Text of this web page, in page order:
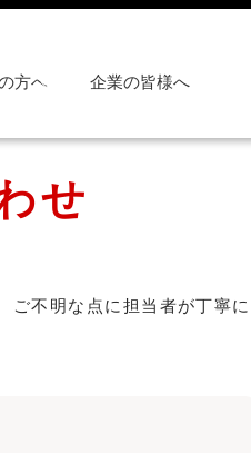
方へ 企業の皆様へ
せ
ご不明な点に担当者が丁寧に